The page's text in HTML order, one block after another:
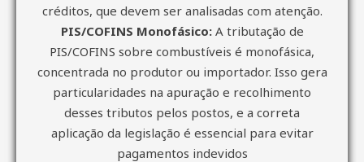
créditos, que devem ser analisadas com atenção.
PIS/COFINS Monofásico:A tributação de
PIS/COFINS sobre combustíveis é monofásica,
concentrada no produtor ou importador. Isso gera
particularidades na apuração e recolhimento
desses tributos pelos postos, e a correta
aplicação da legislação é essencial para evitar
pagamentos indevidos